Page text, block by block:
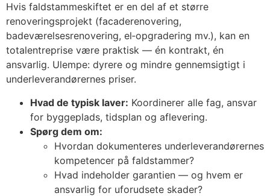
Hvis faldstammeskiftet er en del af et større
renoveringsprojekt (facaderenovering,
badeværelsesrenovering, el‑opgradering mv.), kan en
totalentreprise være praktisk — én kontrakt, én
ansvarlig. Ulempe: dyrere og mindre gennemsigtigt i
underleverandørernes priser.
Hvad de typisk laver: Koordinerer alle fag, ansvar
for byggeplads, tidsplan og aflevering.
Spørg dem om:
Hvordan dokumenteres underleverandørernes
kompetencer på faldstammer?
Hvad indeholder garantien — og hvem er
ansvarlig for uforudsete skader?